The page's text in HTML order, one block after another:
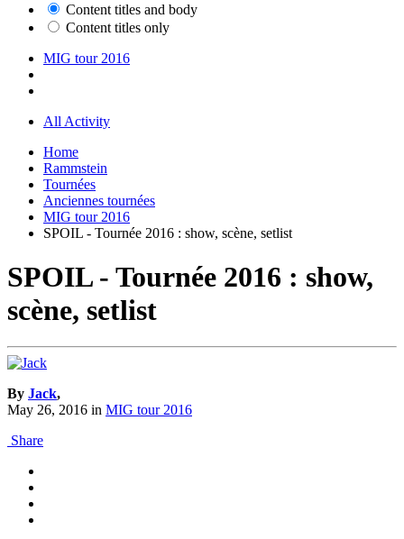
Content titles and body
Content titles only
MIG tour 2016
All Activity
Home
Rammstein
Tournées
Anciennes tournées
MIG tour 2016
SPOIL - Tournée 2016 : show, scène, setlist
SPOIL - Tournée 2016 : show,
scène, setlist
By Jack,
May 26, 2016 in MIG tour 2016
Share